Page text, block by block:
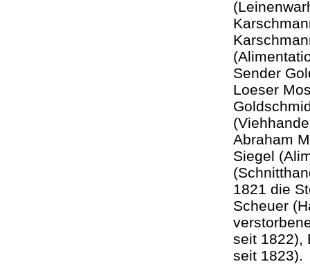
Sender
Loeser
Abraham
Siegel
1821 die
Scheuer
seit 1822),
seit